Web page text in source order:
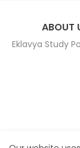
ABOUT
Eklavya Study